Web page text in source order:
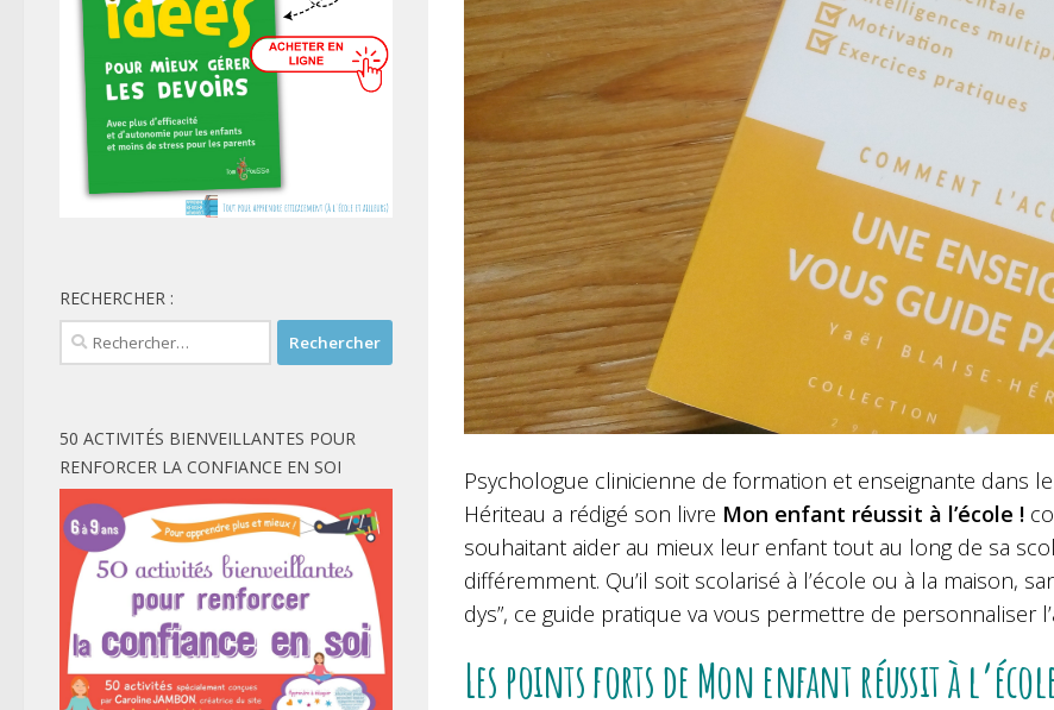
Psychologue clinicienne de formation et enseignante dans
Hériteau a rédigé son livre Mon enfant réussit à l’école !
souhaitant aider au mieux leur enfant tout au long de sa
différemment. Qu’il soit scolarisé à l’école ou à la maison,
dys”, ce guide pratique va vous permettre de personnaliser
Les points forts de Mon enfant réussit à
RECHERCHER :
Rechercher :
50 ACTIVITÉS BIENVEILLANTES POUR
RENFORCER LA CONFIANCE EN SOI